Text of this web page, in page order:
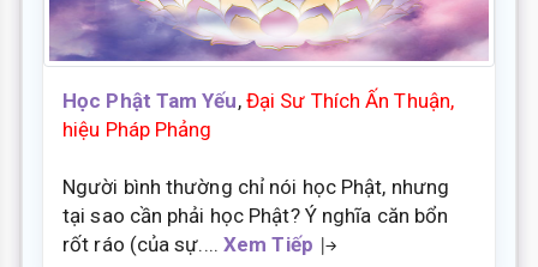
Học Phật Tam Yếu, Đại Sư Thích Ấn Thuận,
hiệu Pháp Phảng
Người bình thường chỉ nói học Phật, nhưng
tại sao cần phải học Phật? Ý nghĩa căn bổn
rốt ráo (của sự.... Xem Tiếp